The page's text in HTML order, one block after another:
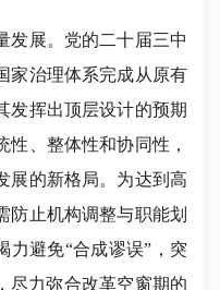
发展。党的二十届三中
家治理体系完成从原有
发挥出顶层设计的预期
、整体性和协同性，
展的新格局。为达到高
防止机构调整与职能划
力避免“合成谬误”，突
尽力弥合改革空窗期的